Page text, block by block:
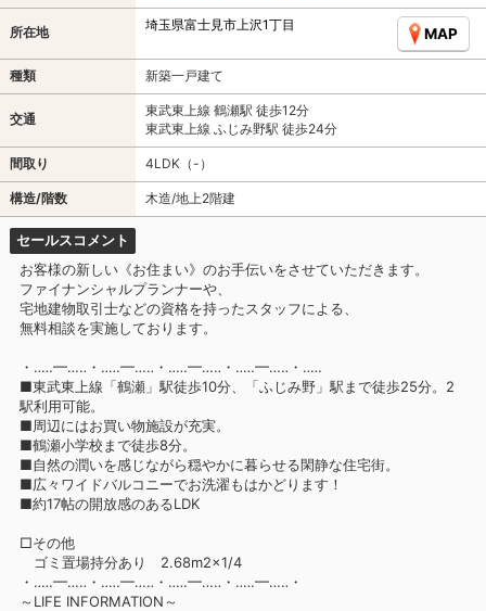
所在地 埼玉県富士見市上沢1丁目
MAP
種類 新築一戸建て
交通
東武東上線 鶴瀬駅 徒歩12分
東武東上線 ふじみ野駅 徒歩24分
間取り 4LDK（-）
構造/階数 木造/地上2階建
セールスコメント
お客様の新しい《お住まい》のお手伝いをさせていただきます。
ファイナンシャルプランナーや、
宅地建物取引士などの資格を持ったスタッフによる、
無料相談を実施しております。
・‥…━…‥・‥…━…‥・‥…━…‥・‥…━…‥・‥…
■東武東上線「鶴瀬」駅徒歩10分、「ふじみ野」駅まで徒歩25分。2
駅利用可能。
■周辺にはお買い物施設が充実。
■鶴瀬小学校まで徒歩8分。
■自然の潤いを感じながら穏やかに暮らせる閑静な住宅街。
■広々ワイドバルコニーでお洗濯もはかどります！
■約17帖の開放感のあるLDK
□その他
ゴミ置場持分あり 2.68m2×1/4
・‥…━…‥・‥…━…‥・‥…━…‥・‥…━…‥・
～LIFE INFORMATION～